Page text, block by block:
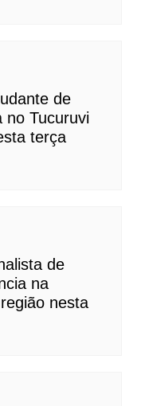
de
no Tucuruvi
terça
de
na
nesta